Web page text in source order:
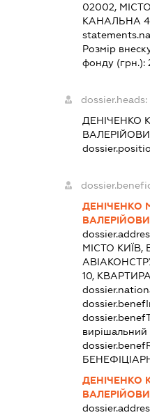
02002,
КАНАЛЬНА
Розмір
фонду (грн.):
dossier.heads:
ДЕНІЧЕНКО
ДЕНІЧЕНКО
МІСТО
10,
вирішальний
ДЕНІЧЕНКО